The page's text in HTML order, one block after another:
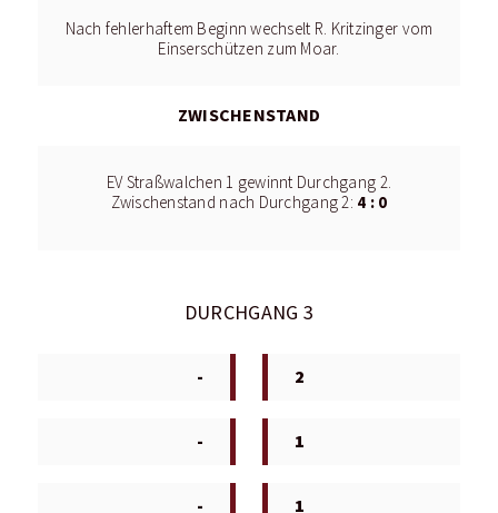
Nach fehlerhaftem Beginn wechselt R. Kritzinger vom
Einserschützen zum Moar.
ZWISCHENSTAND
EV Straßwalchen 1 gewinnt Durchgang 2.
Zwischenstand nach Durchgang 2: 4 : 0
DURCHGANG 3
- 2
- 1
- 1